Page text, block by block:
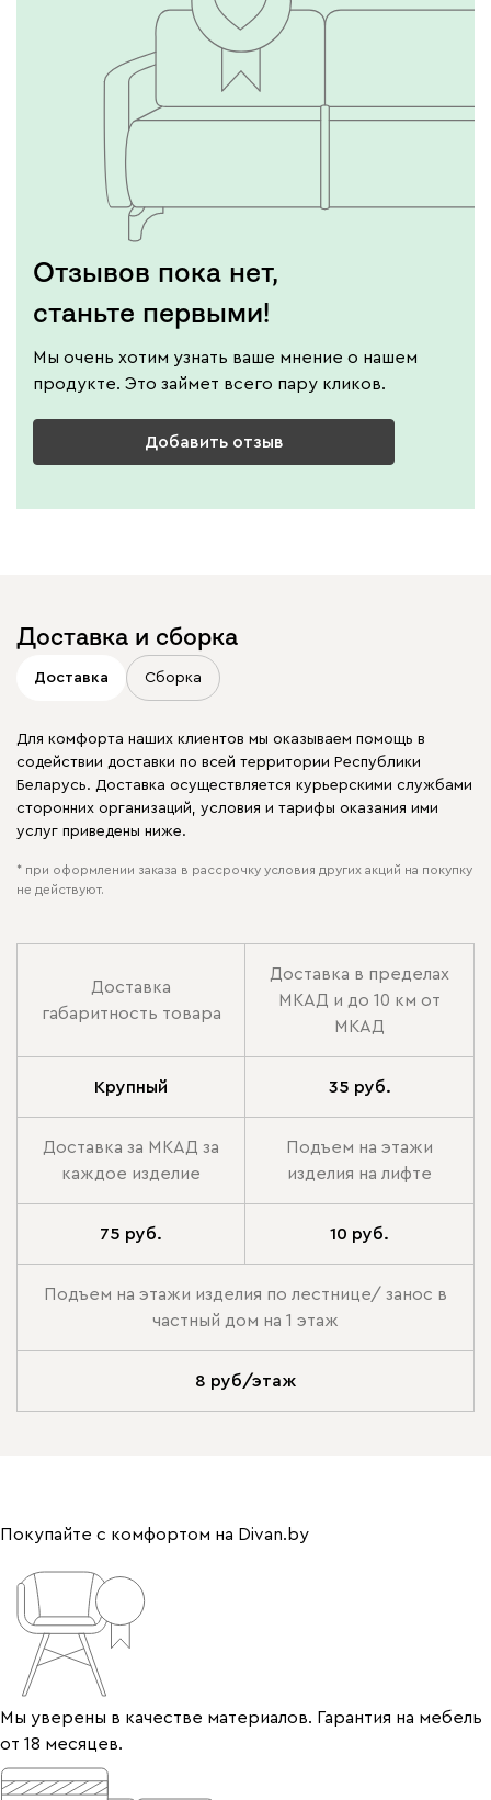
Отзывов пока нет,
станьте первыми!
Мы очень хотим узнать ваше мнение о нашем
продукте. Это займет всего пару кликов.
Добавить отзыв
Доставка и сборка
Доставка Сборка
Для комфорта наших клиентов мы оказываем помощь в
содействии доставки по всей территории Республики
Беларусь. Доставка осуществляется курьерскими службами
сторонних организаций, условия и тарифы оказания ими
услуг приведены ниже.
* при оформлении заказа в рассрочку условия других акций на покупку
не действуют.
Доставка
габаритность товара
Доставка в пределах
МКАД и до 10 км от
МКАД
Крупный 35 руб.
Доставка за МКАД за
каждое изделие
Подъем на этажи
изделия на лифте
75 руб. 10 руб.
Подъем на этажи изделия по лестнице/ занос в
частный дом на 1 этаж
8 руб/этаж
Покупайте с комфортом на Divan.by
Мы уверены в качестве материалов. Гарантия на мебель
от 18 месяцев.